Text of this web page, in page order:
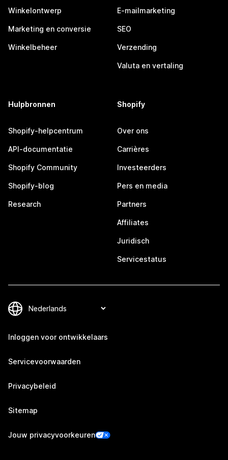
Winkelontwerp
Marketing en conversie
Winkelbeheer
E-mailmarketing
SEO
Verzending
Valuta en vertaling
Hulpbronnen
Shopify-helpcentrum
API-documentatie
Shopify Community
Shopify-blog
Research
Shopify
Over ons
Carrières
Investeerders
Pers en media
Partners
Affiliates
Juridisch
Servicestatus
Inloggen voor ontwikkelaars
Servicevoorwaarden
Privacybeleid
Sitemap
Jouw privacyvoorkeuren